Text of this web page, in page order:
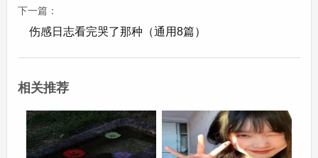
悉，却又如此陌生。那长椅的扶手，似乎还残留着
你手的温度;那空气中，仿佛还弥漫着你身上的气
那痛，从心底蔓延至全身，让我的身体不由自主地
颤抖起来。我试图压抑自己的情绪，可泪水还是模
糊了双眼，顺着脸颊滑落，滴在冰冷的地面上，溅
下一篇：
伤感日志看完哭了那种（通用8篇）
相关推荐